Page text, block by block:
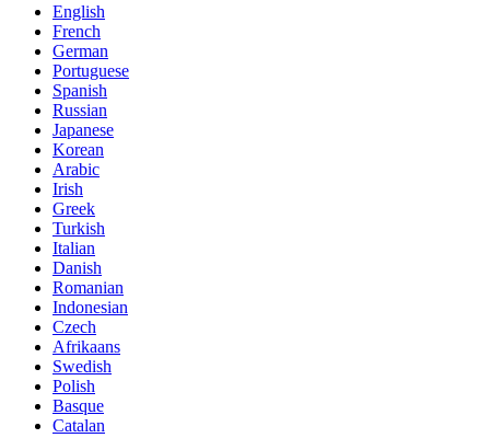
English
French
German
Portuguese
Spanish
Russian
Japanese
Korean
Arabic
Irish
Greek
Turkish
Italian
Danish
Romanian
Indonesian
Czech
Afrikaans
Swedish
Polish
Basque
Catalan